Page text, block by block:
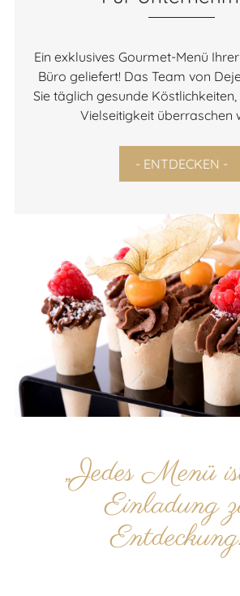
Ein exklusives Gourmet-Menü
Büro geliefert! Das Team von
Sie täglich gesunde
Vielseitigkeit überraschen
- ENTDECKEN -
„Jedes Menü
Einladung